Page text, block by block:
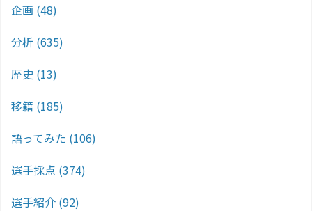
企画 (48)
分析 (635)
歴史 (13)
移籍 (185)
語ってみた (106)
選手採点 (374)
選手紹介 (92)